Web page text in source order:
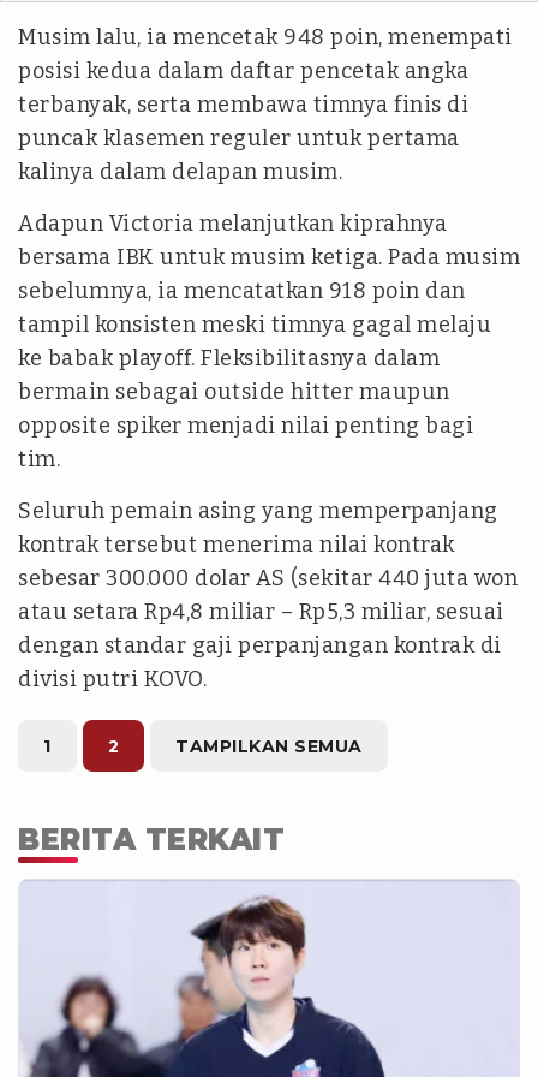
Musim lalu, ia mencetak 948 poin, menempati
posisi kedua dalam daftar pencetak angka
terbanyak, serta membawa timnya finis di
puncak klasemen reguler untuk pertama
kalinya dalam delapan musim.
Adapun Victoria melanjutkan kiprahnya
bersama IBK untuk musim ketiga. Pada musim
sebelumnya, ia mencatatkan 918 poin dan
tampil konsisten meski timnya gagal melaju
ke babak playoff. Fleksibilitasnya dalam
bermain sebagai outside hitter maupun
opposite spiker menjadi nilai penting bagi
tim.
Seluruh pemain asing yang memperpanjang
kontrak tersebut menerima nilai kontrak
sebesar 300.000 dolar AS (sekitar 440 juta won
atau setara Rp4,8 miliar – Rp5,3 miliar, sesuai
dengan standar gaji perpanjangan kontrak di
divisi putri KOVO.
1 2 TAMPILKAN SEMUA
BERITA TERKAIT